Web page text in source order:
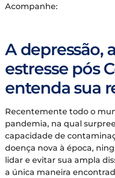
Acompanhe:
A depressão,
estresse pós
entenda sua
Recentemente todo o
pandemia, na qual
capacidade de
doença nova à época,
lidar e evitar sua ampla
a única maneira